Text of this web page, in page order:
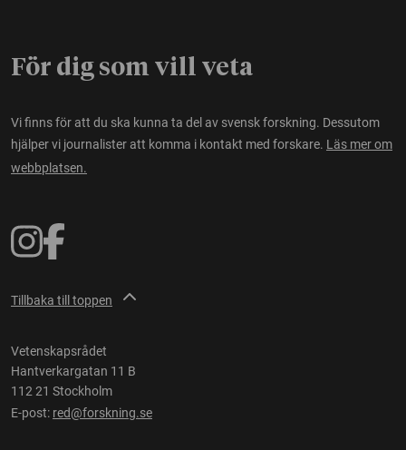
För dig som vill veta
Vi finns för att du ska kunna ta del av svensk forskning. Dessutom
hjälper vi journalister att komma i kontakt med forskare. Läs mer om
webbplatsen.
Tillbaka till toppen
Vetenskapsrådet
Hantverkargatan 11 B
112 21 Stockholm
E-post: red@forskning.se